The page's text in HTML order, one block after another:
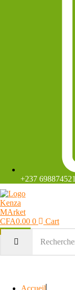
+237 698874521
CFA0.00 0 Cart
Mon compte
Accueil